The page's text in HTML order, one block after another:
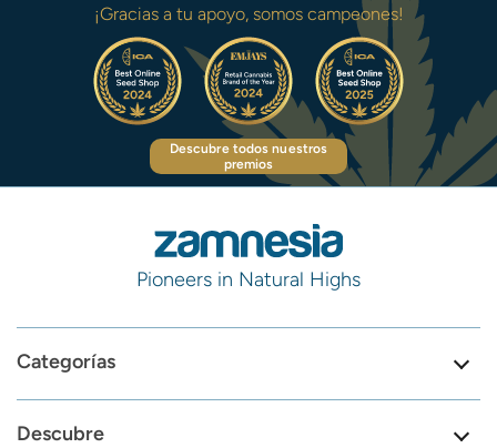
¡Gracias a tu apoyo, somos campeones!
Descubre todos nuestros
premios
Pioneers in Natural Highs
Categorías
Descubre